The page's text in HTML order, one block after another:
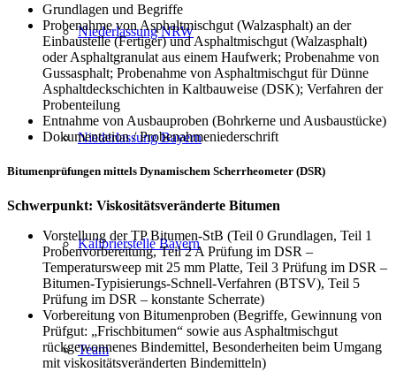
Niederlassung NRW
Niederlassung Bayern
Kalibrierstelle Bayern
Team
Grundlagen und Begriffe
Probenahme von Asphaltmischgut (Walzasphalt) an der
Einbaustelle (Fertiger) und Asphaltmischgut (Walzasphalt)
oder Asphaltgranulat aus einem Haufwerk; Probenahme von
Gussasphalt; Probenahme von Asphaltmischgut für Dünne
Asphaltdeckschichten in Kaltbauweise (DSK); Verfahren der
Probenteilung
Entnahme von Ausbauproben (Bohrkerne und Ausbaustücke)
Dokumentation / Probenahmeniederschrift
Bitumenprüfungen mittels Dynamischem Scherrheometer (DSR)
Schwerpunkt: Viskositätsveränderte Bitumen
Vorstellung der TP Bitumen-StB (Teil 0 Grundlagen, Teil 1
Probenvorbereitung, Teil 2 A Prüfung im DSR –
Temperatursweep mit 25 mm Platte, Teil 3 Prüfung im DSR –
Bitumen-Typisierungs-Schnell-Verfahren (BTSV), Teil 5
Prüfung im DSR – konstante Scherrate)
Vorbereitung von Bitumenproben (Begriffe, Gewinnung von
Prüfgut: „Frischbitumen“ sowie aus Asphaltmischgut
rückgewonnenes Bindemittel, Besonderheiten beim Umgang
mit viskositätsveränderten Bindemitteln)